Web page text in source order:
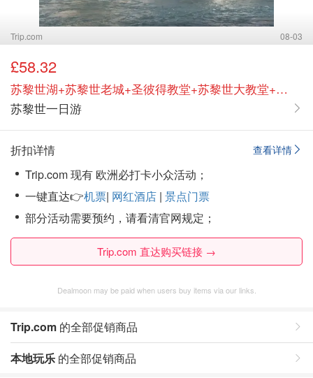
Trip.com 08-03
£58.32
苏黎世湖+苏黎世老城+圣彼得教堂+苏黎世大教堂+圣母教堂
苏黎世一日游
查看详情
折扣详情
Trip.com 现有 欧洲必打卡小众活动；
一键直达👉机票| 网红酒店 | 景点门票
部分活动需要预约，请看清官网规定；
Trip.com 直达购买链接 →
Dealmoon may be paid when users buy items via our links.
Trip.com 的全部促销商品
本地玩乐 的全部促销商品